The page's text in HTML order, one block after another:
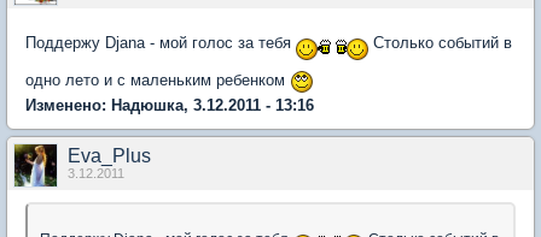
Поддержу Djana - мой голос за тебя Столько событий в
одно лето и с маленьким ребенком
Изменено: Надюшка, 3.12.2011 - 13:16
Eva_Plus
3.12.2011